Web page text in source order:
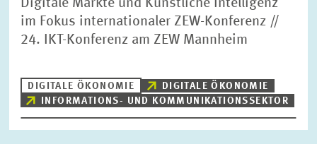
Digitale Märkte und Künstliche Intelligenz
im Fokus internationaler ZEW-Konferenz //
24. IKT-Konferenz am ZEW Mannheim
DIGITALE ÖKONOMIE
DIGITALE ÖKONOMIE
INFORMATIONS- UND KOMMUNIKATIONSSEKTOR